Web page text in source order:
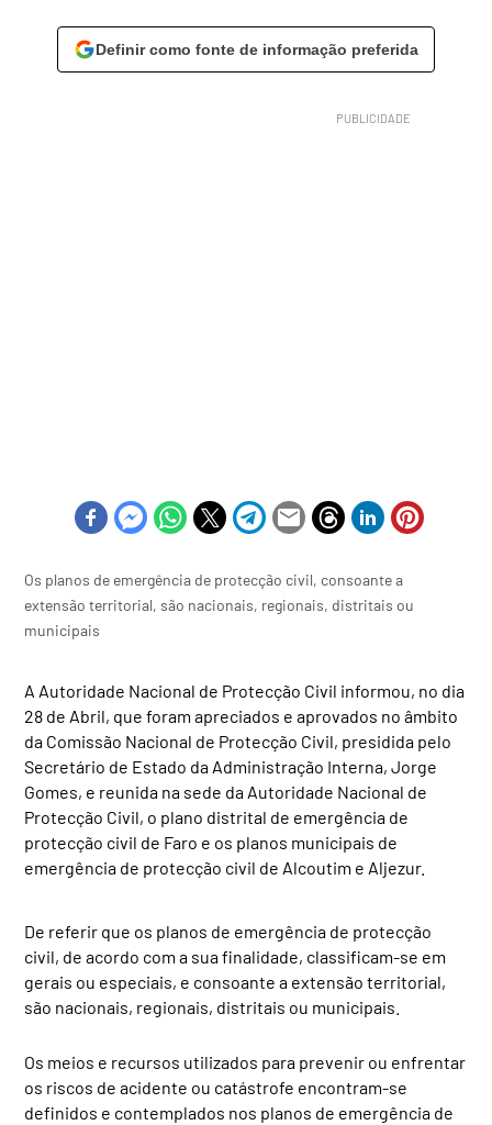
Definir como fonte de informação preferida
Os planos de emergência de protecção civil, consoante a
extensão territorial, são nacionais, regionais, distritais ou
municipais
A Autoridade Nacional de Protecção Civil informou, no dia
28 de Abril, que foram apreciados e aprovados no âmbito
da Comissão Nacional de Protecção Civil, presidida pelo
Secretário de Estado da Administração Interna, Jorge
Gomes, e reunida na sede da Autoridade Nacional de
Protecção Civil, o plano distrital de emergência de
protecção civil de Faro e os planos municipais de
emergência de protecção civil de Alcoutim e Aljezur.
De referir que os planos de emergência de protecção
civil, de acordo com a sua finalidade, classificam-se em
gerais ou especiais, e consoante a extensão territorial,
são nacionais, regionais, distritais ou municipais.
Os meios e recursos utilizados para prevenir ou enfrentar
os riscos de acidente ou catástrofe encontram-se
definidos e contemplados nos planos de emergência de